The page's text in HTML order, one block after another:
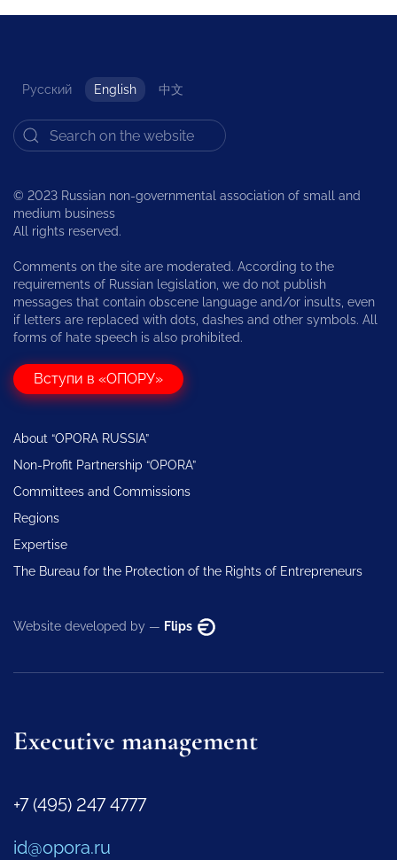
Русский English 中文
© 2023 Russian non-governmental association of small and
medium business
All rights reserved.
Comments on the site are moderated. According to the
requirements of Russian legislation, we do not publish
messages that contain obscene language and/or insults, even
if letters are replaced with dots, dashes and other symbols. All
forms of hate speech is also prohibited.
Вступи в «ОПОРУ»
About “OPORA RUSSIA”
Non-Profit Partnership “OPORA”
Committees and Commissions
Regions
Expertise
The Bureau for the Protection of the Rights of Entrepreneurs
Website developed by — Flips
Executive management
+7 (495) 247 4777
id@opora.ru